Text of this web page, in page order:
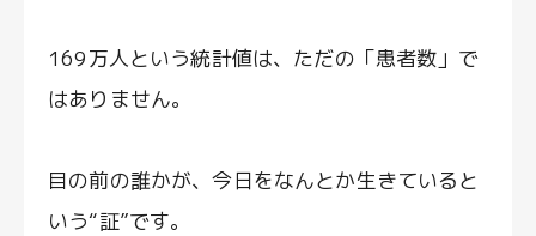
169万人という統計値は、ただの「患者数」で
はありません。
目の前の誰かが、今日をなんとか生きていると
いう“証”です。